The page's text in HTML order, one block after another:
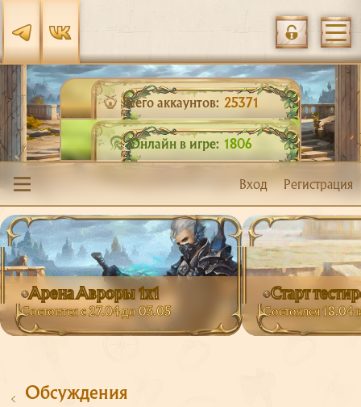
Всего аккаунтов: 25371
Онлайн в игре: 1806
Вход Регистрация
Арена Авроры 1х1
Состоится с 27.04 до 03.05
Старт
Состоялся 18.04
Обсуждения